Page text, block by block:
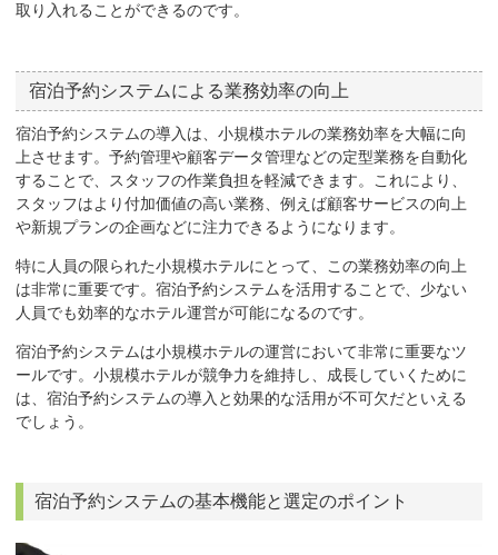
取り入れることができるのです。
宿泊予約システムによる業務効率の向上
宿泊予約システムの導入は、小規模ホテルの業務効率を大幅に向
上させます。予約管理や顧客データ管理などの定型業務を自動化
することで、スタッフの作業負担を軽減できます。これにより、
スタッフはより付加価値の高い業務、例えば顧客サービスの向上
や新規プランの企画などに注力できるようになります。
特に人員の限られた小規模ホテルにとって、この業務効率の向上
は非常に重要です。宿泊予約システムを活用することで、少ない
人員でも効率的なホテル運営が可能になるのです。
宿泊予約システムは小規模ホテルの運営において非常に重要なツ
ールです。小規模ホテルが競争力を維持し、成長していくために
は、宿泊予約システムの導入と効果的な活用が不可欠だといえる
でしょう。
宿泊予約システムの基本機能と選定のポイント